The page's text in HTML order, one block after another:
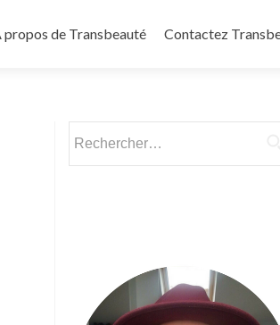
propos de Transbeauté Contactez